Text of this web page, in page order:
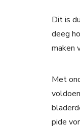
Dit is
deeg
maken
Met
pide